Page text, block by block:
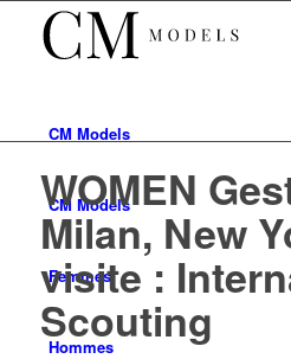
CM Models
CMModels
Femmes
Hommes
WOMEN
Milan, New
visite :
Scouting